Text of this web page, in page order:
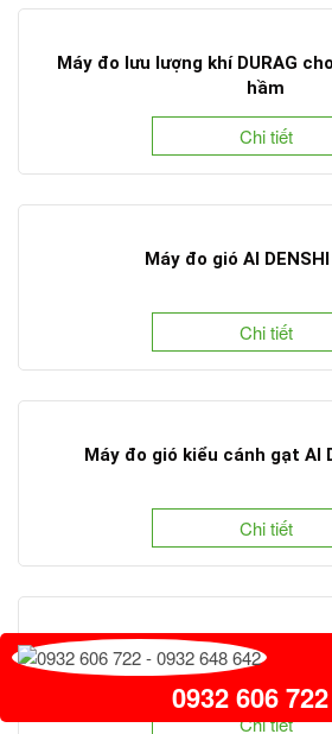
Máy đo lưu lượng khí DURAG
hầm
Chi tiết
Máy đo gió AI DENSHI
Chi tiết
Máy đo gió kiểu cánh gạt AI
Chi tiết
Máy đo gió nhiệt Ai
Chi tiết
0932 606